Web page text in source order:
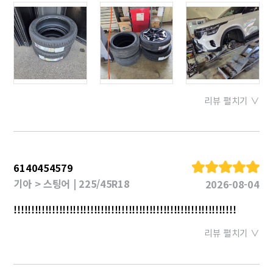
리뷰 펼치기 ∨
6140454579
기아 > 스팅어 | 225/45R18
2026-08-04
!!!!!!!!!!!!!!!!!!!!!!!!!!!!!!!!!!!!!!!!!!!!!!!!!!!!!!!!!!!!!!!!
리뷰 펼치기 ∨